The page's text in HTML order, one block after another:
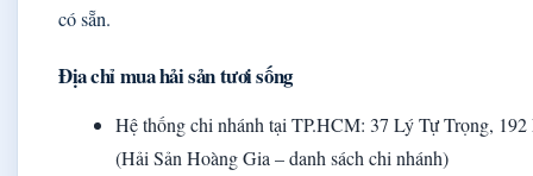
có sẵn.
Địa chỉ mua hải sản tươi sống
Hệ thống chi nhánh tại TP.HCM: 37 Lý Tự Trọng,
(Hải Sản Hoàng Gia – danh sách chi nhánh)